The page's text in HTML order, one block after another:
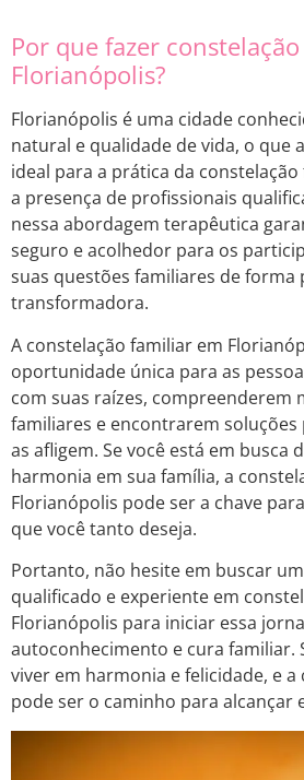
Por que fazer
Florianópolis?
Florianópolis é uma cidade
natural e qualidade de vida, o que
ideal para a prática da
a presença de profissionais
nessa abordagem terapêutica
seguro e acolhedor para os
suas questões familiares de forma
transformadora.
A constelação familiar em
oportunidade única para as
com suas raízes, compreenderem
familiares e encontrarem
as afligem. Se você está em busca
harmonia em sua família, a
Florianópolis pode ser a chave
que você tanto deseja.
Portanto, não hesite em buscar
qualificado e experiente em
Florianópolis para iniciar essa
autoconhecimento e cura familiar.
viver em harmonia e felicidade, e
pode ser o caminho para alcançar